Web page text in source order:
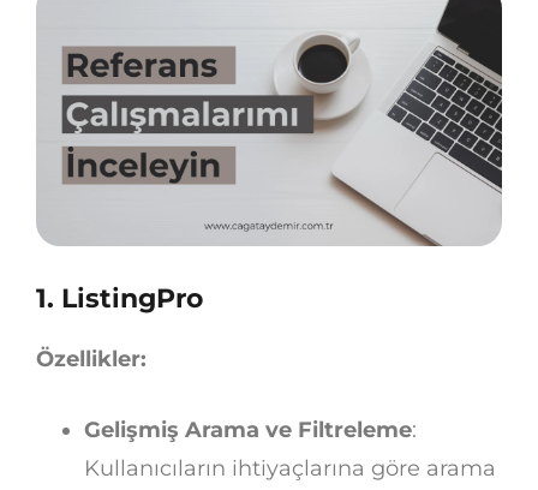
1. ListingPro
Özellikler:
Gelişmiş Arama ve Filtreleme:
Kullanıcıların ihtiyaçlarına göre arama